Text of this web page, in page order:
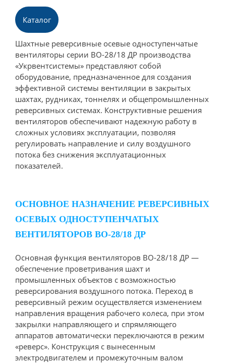
Каталог
Шахтные реверсивные осевые одноступенчатые
вентиляторы серии ВО-28/18 ДР производства
«Укрвентсистемы» представляют собой
оборудование, предназначенное для создания
эффективной системы вентиляции в закрытых
шахтах, рудниках, тоннелях и общепромышленных
реверсивных системах. Конструктивные решения
вентиляторов обеспечивают надежную работу в
сложных условиях эксплуатации, позволяя
регулировать направление и силу воздушного
потока без снижения эксплуатационных
показателей.
ОСНОВНОЕ НАЗНАЧЕНИЕ РЕВЕРСИВНЫХ
ОСЕВЫХ ОДНОСТУПЕНЧАТЫХ
ВЕНТИЛЯТОРОВ ВО-28/18 ДР
Основная функция вентиляторов ВО-28/18 ДР —
обеспечение проветривания шахт и
промышленных объектов с возможностью
реверсирования воздушного потока. Переход в
реверсивный режим осуществляется изменением
направления вращения рабочего колеса, при этом
закрылки направляющего и спрямляющего
аппаратов автоматически переключаются в режим
«реверс». Конструкция с вынесенным
электродвигателем и промежуточным валом